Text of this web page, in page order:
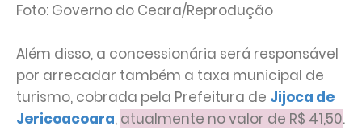
Foto: Governo do Ceara/Reprodução
Além disso, a concessionária será responsável
por arrecadar também a taxa municipal de
turismo, cobrada pela Prefeitura de Jijoca de
Jericoacoara, atualmente no valor de R$ 41,50.